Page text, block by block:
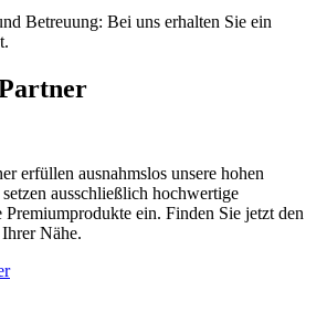
Betreuung: Bei uns erhalten Sie ein
erfüllen ausnahmslos unsere hohen
ausschließlich hochwertige
ein. Finden Sie jetzt den
Nähe.